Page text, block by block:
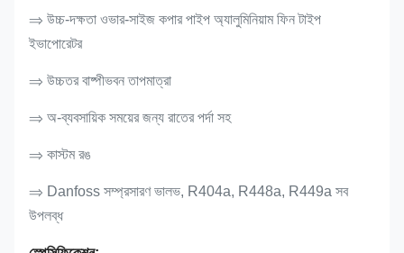
⇒ উচ্চ-দক্ষতা ওভার-সাইজ কপার পাইপ অ্যালুমিনিয়াম ফিন টাইপ
ইভাপোরেটর
⇒ উচ্চতর বাষ্পীভবন তাপমাত্রা
⇒ অ-ব্যবসায়িক সময়ের জন্য রাতের পর্দা সহ
⇒ কাস্টম রঙ
⇒ Danfoss সম্প্রসারণ ভালভ, R404a, R448a, R449a সব
উপলব্ধ